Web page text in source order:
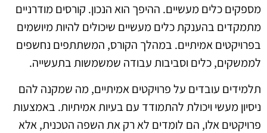
מספקים כלים מעשיים. ההיפך הוא הנכון. קורסים מודרניים
מתמקדים בהענקת כלים מעשיים שיכולים להיות מיושמים
בפרויקטים אמיתיים. במהלך הקורס, המשתתפים נחשפים
לממשקים, כלים וסביבות עבודה שמשמשות בתעשייה.
תלמידים עובדים על פרויקטים אמיתיים, מה שמקנה להם
ניסיון מעשי ויכולת להתמודד עם בעיות אמיתיות. באמצעות
פרויקטים אלו, הם לומדים לא רק את השפה הטכנית, אלא